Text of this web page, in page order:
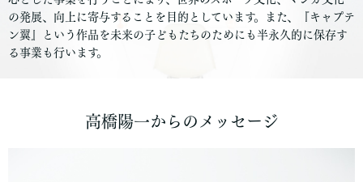
の発展、向上に寄与することを目的としています。また、『キャプテ
ン翼』という作品を未来の子どもたちのためにも半永久的に保存す
る事業も行います。
高橋陽一からのメッセージ